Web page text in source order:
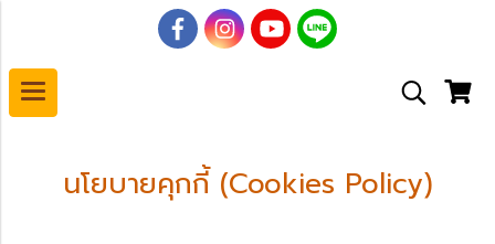
นโยบายคุกกี้ (Cookies Policy)